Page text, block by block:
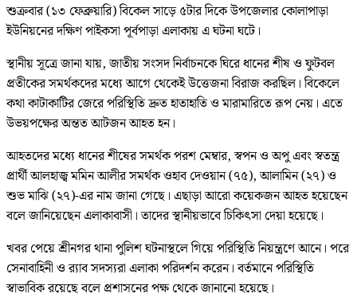
শুক্রবার (১৩ ফেব্রুয়ারি) বিকেল সাড়ে ৫টার দিকে উপজেলার কোলাপাড়া
ইউনিয়নের দক্ষিণ পাইকসা পূর্বপাড়া এলাকায় এ ঘটনা ঘটে।
স্থানীয় সূত্রে জানা যায়, জাতীয় সংসদ নির্বাচনকে ঘিরে ধানের শীষ ও ফুটবল
প্রতীকের সমর্থকদের মধ্যে আগে থেকেই উত্তেজনা বিরাজ করছিল। বিকেলে
কথা কাটাকাটির জেরে পরিস্থিতি দ্রুত হাতাহাতি ও মারামারিতে রূপ নেয়। এতে
উভয়পক্ষের অন্তত আটজন আহত হন।
আহতদের মধ্যে ধানের শীষের সমর্থক পরশ মেম্বার, স্বপন ও অপু এবং স্বতন্ত্র
প্রার্থী আলহাজ্ব মমিন আলীর সমর্থক ওহাব দেওয়ান (৭৫), আলামিন (২৭) ও
শুভ মাঝি (২৭)-এর নাম জানা গেছে। এছাড়া আরো কয়েকজন আহত হয়েছেন
বলে জানিয়েছেন এলাকাবাসী। তাদের স্থানীয়ভাবে চিকিৎসা দেয়া হয়েছে।
খবর পেয়ে শ্রীনগর থানা পুলিশ ঘটনাস্থলে গিয়ে পরিস্থিতি নিয়ন্ত্রণে আনে। পরে
সেনাবাহিনী ও র‌্যাব সদস্যরা এলাকা পরিদর্শন করেন। বর্তমানে পরিস্থিতি
স্বাভাবিক রয়েছে বলে প্রশাসনের পক্ষ থেকে জানানো হয়েছে।